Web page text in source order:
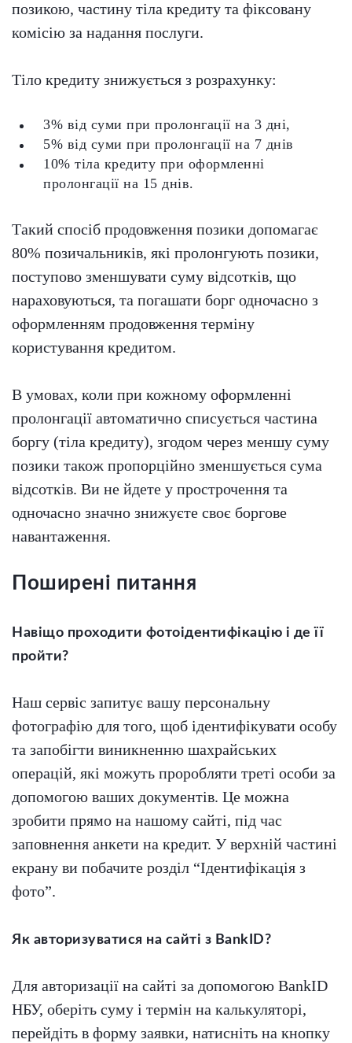
позикою, частину тіла кредиту та фіксовану
комісію за надання послуги.
Тіло кредиту знижується з розрахунку:
3% від суми при пролонгації на 3 дні,
5% від суми при пролонгації на 7 днів
10% тіла кредиту при оформленні
пролонгації на 15 днів.
Такий спосіб продовження позики допомагає
80% позичальників, які пролонгують позики,
поступово зменшувати суму відсотків, що
нараховуються, та погашати борг одночасно з
оформленням продовження терміну
користування кредитом.
В умовах, коли при кожному оформленні
пролонгації автоматично списується частина
боргу (тіла кредиту), згодом через меншу суму
позики також пропорційно зменшується сума
відсотків. Ви не йдете у прострочення та
одночасно значно знижуєте своє боргове
навантаження.
Поширені питання
Навіщо проходити фотоідентифікацію і де її
пройти?
Наш сервіс запитує вашу персональну
фотографію для того, щоб ідентифікувати особу
та запобігти виникненню шахрайських
операцій, які можуть проробляти треті особи за
допомогою ваших документів. Це можна
зробити прямо на нашому сайті, під час
заповнення анкети на кредит. У верхній частині
екрану ви побачите розділ “Ідентифікація з
фото”.
Як авторизуватися на сайті з BankID?
Для авторизації на сайті за допомогою BankID
НБУ, оберіть суму і термін на калькуляторі,
перейдіть в форму заявки, натисніть на кнопку